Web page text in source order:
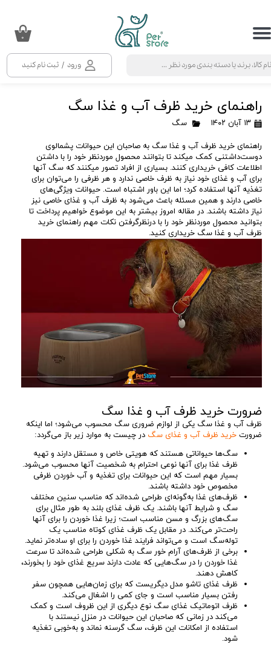
ورود / ثبت نام کنید
حساب کاربری من
خروج از حساب کاربری
۰
راهنمای خرید ظرف آب و غذا سگ
۱۳ آبان ۱۴۰۲ سگ
راهنمای خرید ظرف آب و غذا سگ به صاحبان این حیوانات پشمالوی
دوست‌داشتنی کمک میکند تا بتوانند محصول موردنظر خود را با داشتن
اطلاعات کافی خریداری کنند. بسیاری از افراد تصور میکنند که سگ آنها
برای آب و غذای خود نیاز به ظرف خاصی ندارد و هر ظرفی را می‌توان برای
تغذیه آنها استفاده کرد؛ اما این باور اشتباه است. حیوانات ویژگی‌های
خاصی دارند و همین مسئله باعث می‌شود به ظرف آب و غذای خاصی نیز
نیاز داشته باشند. در مقاله امروز بیشتر به این موضوع خواهیم پرداخت تا
بتوانید محصول موردنظر خود را با درنظرگرفتن نکات مهم راهنمای خرید
ظرف آب و غذا سگ خریداری کنید.
ضرورت خرید ظرف آب و غذا سگ
ظرف آب و غذا سگ یکی از لوازم ضروری سگ محسوب می‌شود؛ اما اینکه
ضرورت خرید ظرف آب و غذای سگ در چیست به موارد زیر باز می‌گردد:
سگ‌ها حیواناتی هستند که هویتی خاص و مستقل دارند و تهیه
ظرف غذا برای آنها نوعی احترام به شخصیت آنها محسوب می‌شود.
بسیار مهم است که این حیوانات برای تغذیه و آب خوردن ظرفی
مخصوص خود داشته باشند.
ظرف‌های غذا به‌گونه‌ای طراحی شده‌اند که مناسب سنین مختلف
سگ و شرایط آنها باشند. یک ظرف غذای بلند به طور مثال برای
سگ‌های بزرگ و مسن مناسب است؛ زیرا غذا خوردن را برای آنها
راحت‌تر می‌کند. در مقابل یک ظرف غذای کوتاه مناسب یک
توله‌سگ است و می‌تواند فرایند غذا خوردن را برای او ساده‌تر نماید.
برخی از ظرف‌های آرام خور سگ به شکلی طراحی شده‌اند تا سرعت
غذا خوردن را در سگ‌هایی که عادت دارند سریع غذای خود را بخورند،
کاهش دهند.
ظرف غذای تاشو مدل دیگریست که برای زمان‌هایی همچون سفر
رفتن بسیار مناسب است و جای کمی را اشغال می‌کند.
ظرف اتوماتیک غذای سگ نوع دیگری از این ظروف است و کمک
می‌کند در زمانی که صاحبان این حیوانات در منزل نیستند با
استفاده از امکانات این ظرف، سگ گرسنه نماند و به‌خوبی تغذیه
شود.